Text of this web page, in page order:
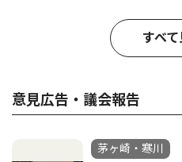
すべて
意見広告・議会報告
茅ヶ崎・寒川